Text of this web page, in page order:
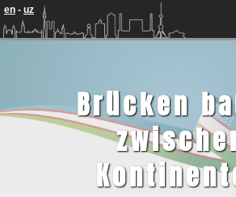
Update cookies preferences
en - uz
Brücken